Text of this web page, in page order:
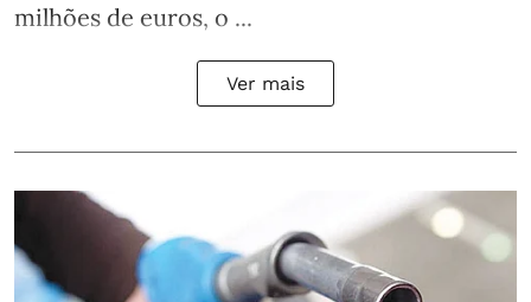
milhões de euros, o ...
Ver mais